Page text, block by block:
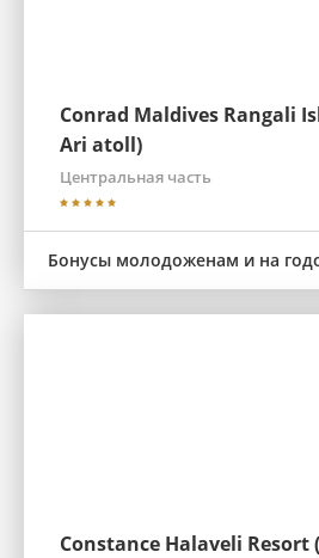
Conrad Maldives Rangali
Ari atoll)
Центральная часть
Бонусы молодоженам и на
Constance Halaveli